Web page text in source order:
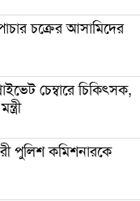
চক্রের আসামিদের
চেম্বারে চিকিৎসক,
পুলিশ কমিশনারকে